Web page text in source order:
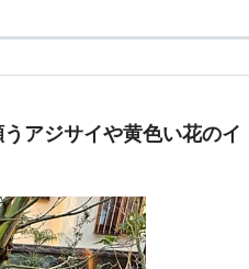
アジサイや黄色い花のイ